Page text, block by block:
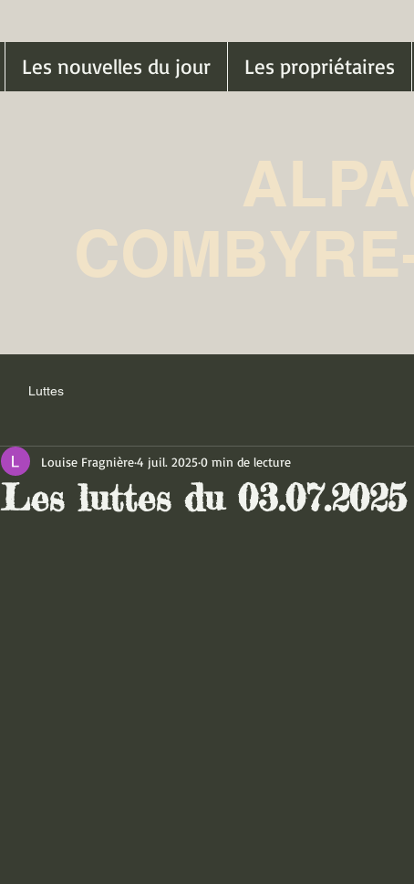
Les nouvelles du jour Les propriétaires
Luttes
Les luttes du 03.07.2025
Louise Fragnière4 juil. 20250 min de lecture